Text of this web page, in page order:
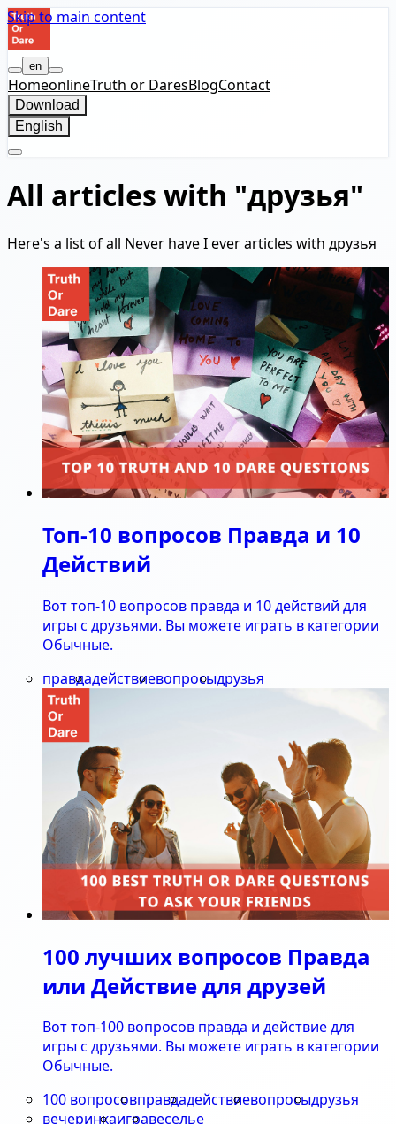
Skip to main content
en
HomeonlineTruth or DaresBlogContact
Download
English
All articles with "друзья"
Here's a list of all Never have I ever articles with друзья
Топ-10 вопросов Правда и 10
Действий
Вот топ-10 вопросов правда и 10 действий для
игры с друзьями. Вы можете играть в категории
Обычные.
правдадействиевопросыдрузья
100 лучших вопросов Правда
или Действие для друзей
Вот топ-100 вопросов правда и действие для
игры с друзьями. Вы можете играть в категории
Обычные.
100 вопросовправдадействиевопросыдрузья
вечеринкаигравеселье